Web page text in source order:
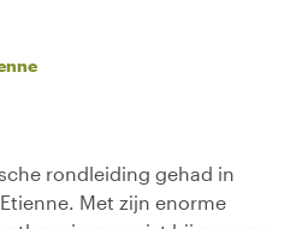
rondleiding gehad in
Met zijn enorme